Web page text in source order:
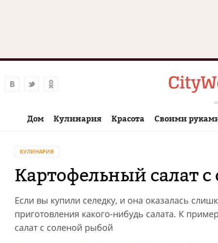
Дом Кулинария Красота Своими
КУЛИНАРИЯ
Картофельный салат
Если вы купили селедку, и она оказалась
приготовления какого-нибудь салата. К
салат с соленой рыбой